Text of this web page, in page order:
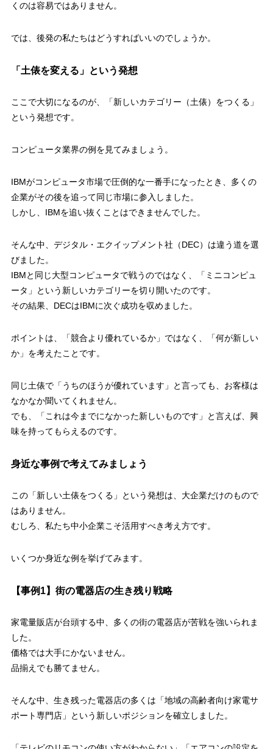
くのは容易ではありません。
では、後発の私たちはどうすればいいのでしょうか。
「土俵を変える」という発想
ここで大切になるのが、「新しいカテゴリー（土俵）をつくる」
という発想です。
コンピュータ業界の例を見てみましょう。
IBMがコンピュータ市場で圧倒的な一番手になったとき、多くの
企業がその後を追って同じ市場に参入しました。
しかし、IBMを追い抜くことはできませんでした。
そんな中、デジタル・エクイップメント社（DEC）は違う道を選
びました。
IBMと同じ大型コンピュータで戦うのではなく、「ミニコンピュ
ータ」という新しいカテゴリーを切り開いたのです。
その結果、DECはIBMに次ぐ成功を収めました。
ポイントは、「競合より優れているか」ではなく、「何が新しい
か」を考えたことです。
同じ土俵で「うちのほうが優れています」と言っても、お客様は
なかなか聞いてくれません。
でも、「これは今までになかった新しいものです」と言えば、興
味を持ってもらえるのです。
身近な事例で考えてみましょう
この「新しい土俵をつくる」という発想は、大企業だけのもので
はありません。
むしろ、私たち中小企業こそ活用すべき考え方です。
いくつか身近な例を挙げてみます。
【事例1】街の電器店の生き残り戦略
家電量販店が台頭する中、多くの街の電器店が苦戦を強いられま
した。
価格では大手にかないません。
品揃えでも勝てません。
そんな中、生き残った電器店の多くは「地域の高齢者向け家電サ
ポート専門店」という新しいポジションを確立しました。